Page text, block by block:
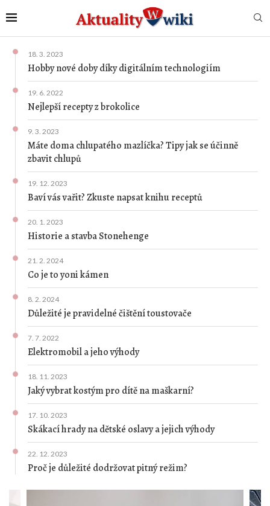
18. 3. 2023
Hobby nové doby díky digitálním technologiím
19. 6. 2022
Nejlepší recepty z brokolice
9. 3. 2023
Máte doma chlupatého mazlíčka? Tipy jak se účinně
zbavit chlupů
19. 12. 2023
Baví vás vařit? Zkuste napsat knihu receptů
20. 1. 2023
Historie a stavba Stonehenge
21. 2. 2024
Co je to yoni kámen
8. 2. 2024
Důležité je pravidelné čištění toustovače
7. 7. 2022
Elektromobil a jeho výhody
18. 11. 2023
Jaký vybrat kostým pro dítě na maškarní?
17. 10. 2023
Skákací hrady na dětské oslavy a jejich výhody
22. 12. 2023
Proč je důležité dodržovat pitný režim?